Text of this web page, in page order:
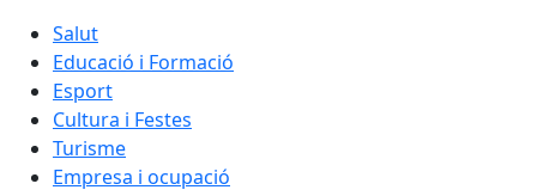
Salut
Educació i Formació
Esport
Cultura i Festes
Turisme
Empresa i ocupació